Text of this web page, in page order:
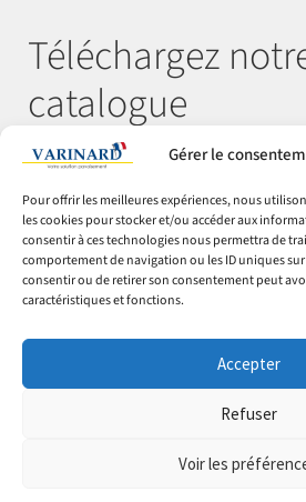
Gérer le
Pour offrir les meilleures expériences, nous
les cookies pour stocker et/ou accéder aux
consentir à ces technologies nous permettra de
comportement de navigation ou les ID uniques sur
consentir ou de retirer son consentement peut
caractéristiques et fonctions.
Accepter
Refuser
Voir les
Téléchargez
catalogue
© Varinard 2026
Expéditions & retours